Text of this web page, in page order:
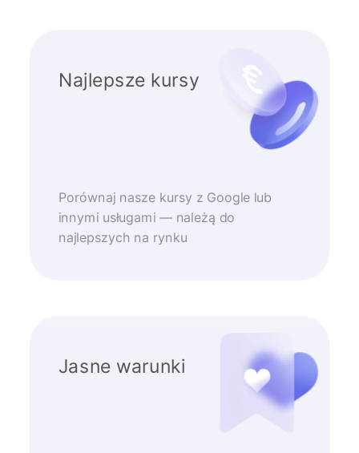
Najlepsze kursy
Porównaj nasze kursy z Google lub
innymi usługami — należą do
najlepszych na rynku
Jasne warunki